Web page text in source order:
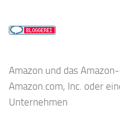
Amazon und das
Amazon.com, Inc. oder
Unternehmen